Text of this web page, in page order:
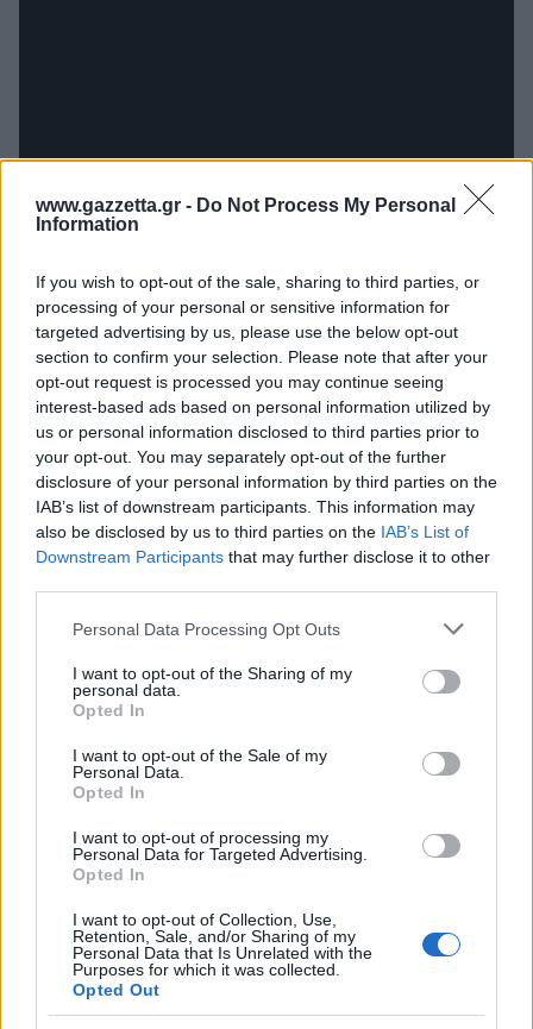
www.gazzetta.gr - Do Not Process My Personal
Information
If you wish to opt-out of the sale, sharing to third parties, or
processing of your personal or sensitive information for
targeted advertising by us, please use the below opt-out
section to confirm your selection. Please note that after your
opt-out request is processed you may continue seeing
interest-based ads based on personal information utilized by
us or personal information disclosed to third parties prior to
your opt-out. You may separately opt-out of the further
disclosure of your personal information by third parties on the
IAB’s list of downstream participants. This information may
also be disclosed by us to third parties on the IAB’s List of
Downstream Participants that may further disclose it to other
Please note that this website/app uses one or more Google
not limited to your visit or usage behaviour. You may click to
grant or deny consent to Google and its third-party tags to
use your data for below specified purposes in below Google
consent section.
Personal Data Processing Opt Outs
I want to opt-out of the Sharing of my
personal data.
Opted In
I want to opt-out of the Sale of my
Personal Data.
Opted In
I want to opt-out of processing my
Personal Data for Targeted Advertising.
Opted In
I want to opt-out of Collection, Use,
Retention, Sale, and/or Sharing of my
Personal Data that Is Unrelated with the
Purposes for which it was collected.
Opted Out
Διάβασε όλα τατελευταία νέατης αθλητικής
επικαιρότητας. Μάθε για όλους τουςlive αγώνες σήμερα
και δες τιςαθλητικές μεταδόσειςτης ημέρας και της
εβδομάδας μέσα από το υπερπλήρες Πρόγραμμα TV του
Gazzetta. Ακολούθησέ μας και στοGoogle News.
ΣΕΦ: Ο λόγος της ακύρωσης του διαγωνισμού και τι
σημαίνει η 10η Σεπτεμβρίου για την υπόθεση
ΣΕΦ: Επαναπροκηρύσσεται η ενεργειακή αναβάθμιση -
Γιατί ακυρώθηκε ο πρώτος διαγωνισμός
Ντόρσεϊ: Τα... έσταξε στην προπόνηση με 13/14 τρίποντα!